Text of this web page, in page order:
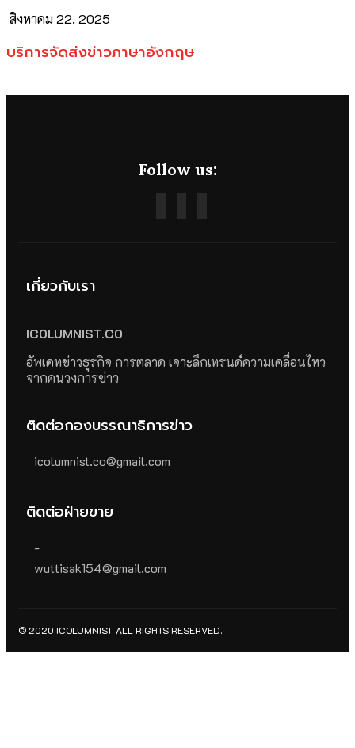
สิงหาคม 22, 2025
บริการจัดส่งข่าวภาษาอังกฤษ
Follow us:
เกี่ยวกับเรา
ICOLUMNIST.CO
อัพเดทข่าวธุรกิจ การตลาด เจาะลึกเทรนด์ความเคลื่อนไหว
จากคนวงการข่าว
ติดต่อกองบรรณาธิการข่าว
icolumnist.co@gmail.com
ติดต่อฝ่ายขาย
-
wuttisak154@gmail.com
© 2020 ICOLUMNIST. ALL RIGHTS RESERVED.